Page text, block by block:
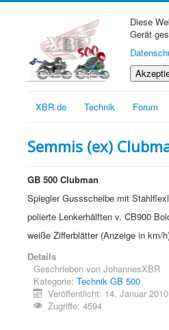
Diese
Gerät
XBR.de Technik Forum
Semmis (ex)
GB 500 Clubman
Spiegler Gussscheibe mit
polierte Lenkerhälften v. CB900
weiße Zifferblätter (Anzeige in km/
Details
Geschrieben von JohannesXBR
Kategorie: Technik GB 500
Veröffentlicht: 14. Januar 2010
Zugriffe: 4594